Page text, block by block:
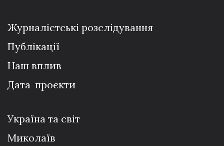
Журналістські розслідування
Публікації
Наш вплив
Дата-проєкти
Україна та світ
Миколаїв